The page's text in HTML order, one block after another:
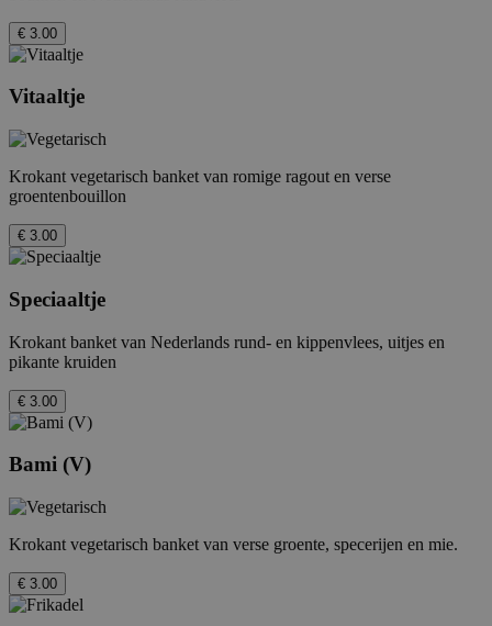
€ 3.00
Vitaaltje
Krokant vegetarisch banket van romige ragout en verse
groentenbouillon
€ 3.00
Speciaaltje
Krokant banket van Nederlands rund- en kippenvlees, uitjes en
pikante kruiden
€ 3.00
Bami (V)
Krokant vegetarisch banket van verse groente, specerijen en mie.
€ 3.00